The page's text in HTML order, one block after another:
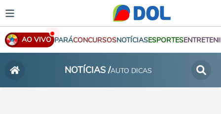
AO VIVO PARÁCONCURSOSNOTÍCIASESPORTES
NOTÍCIAS /AUTO DICAS